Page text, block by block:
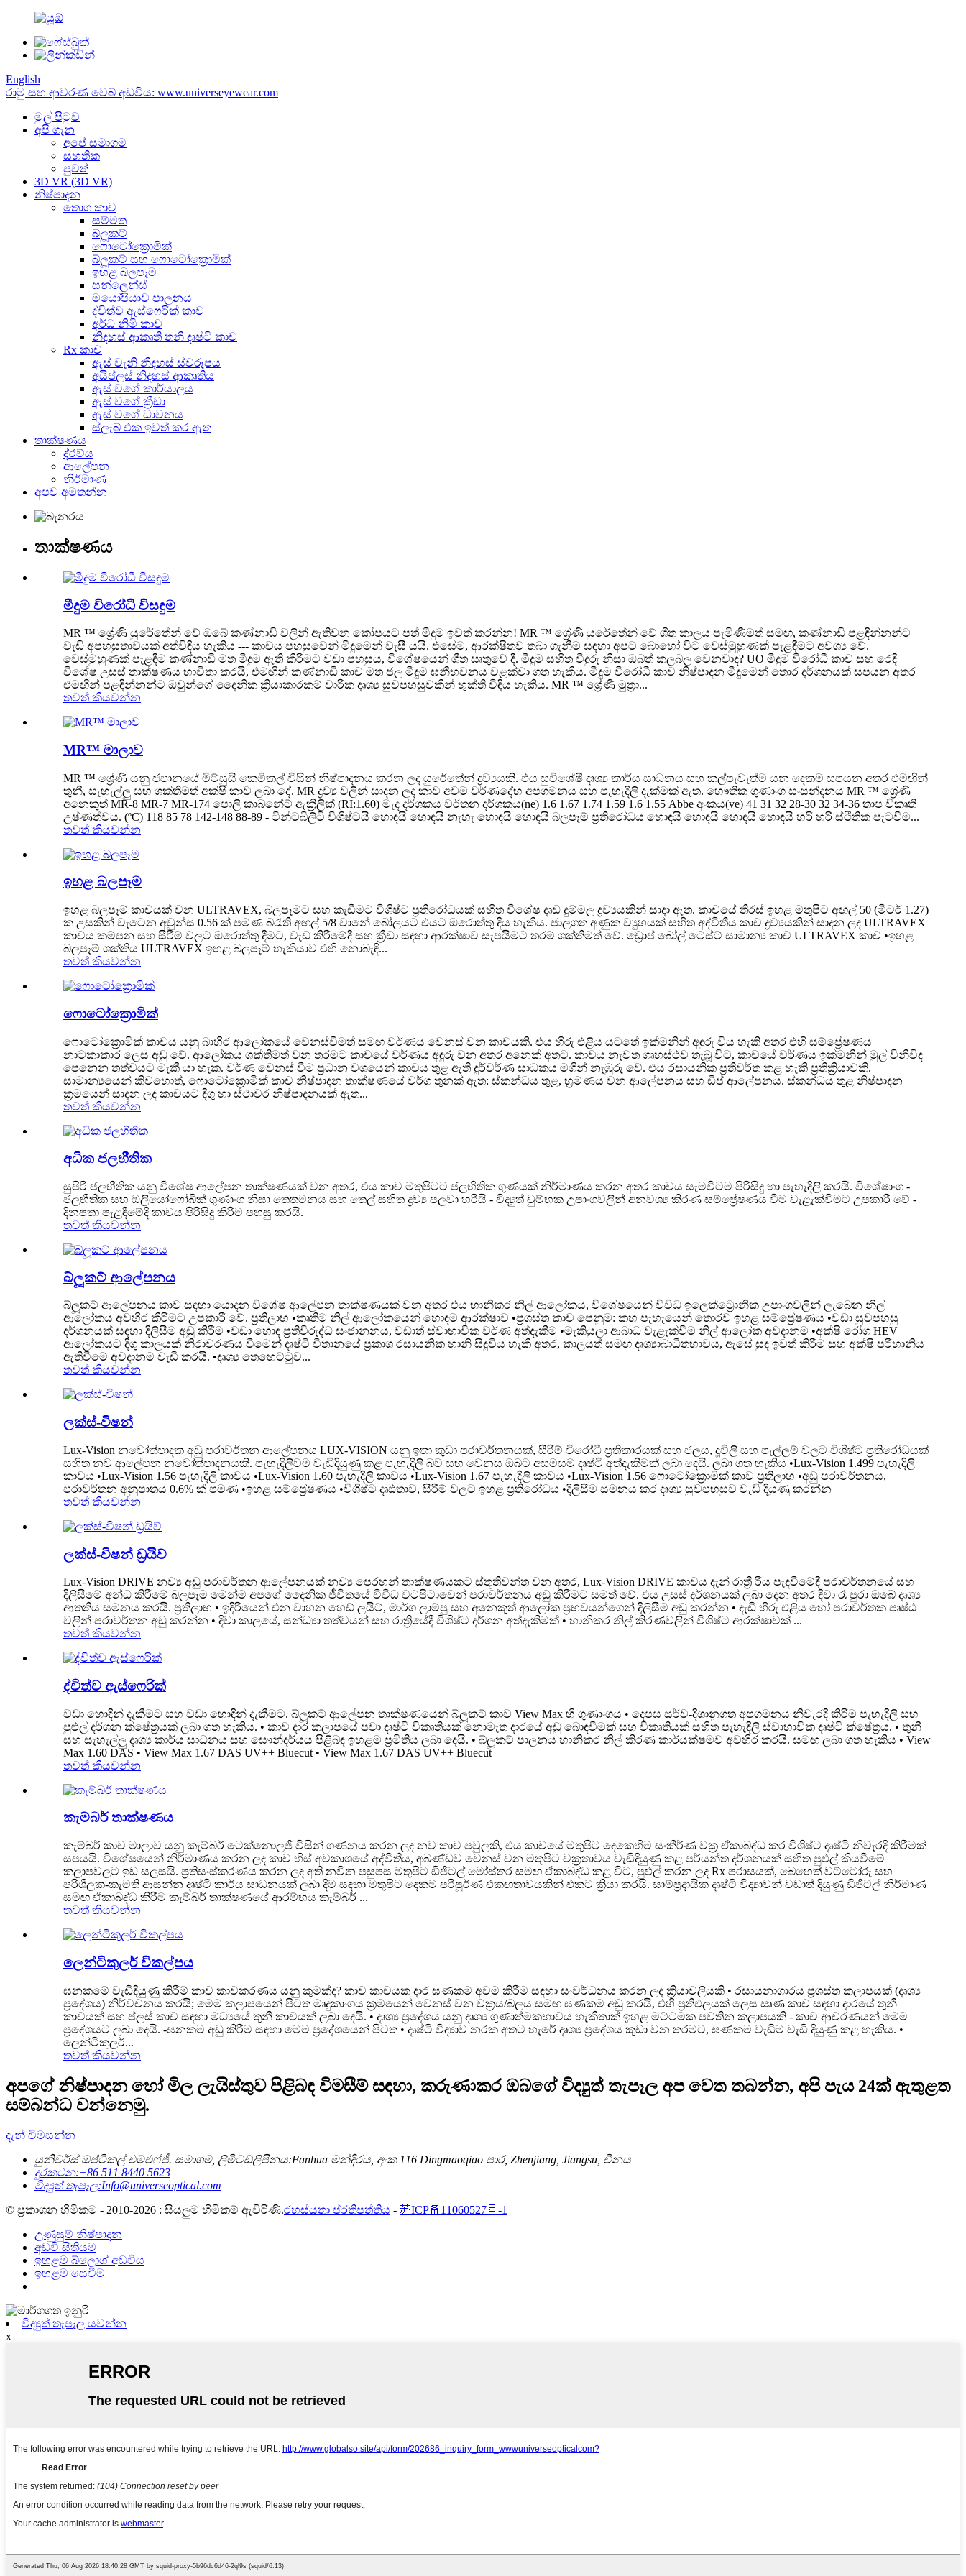
English
රාමු සහ ආවරණ වෙබ් අඩවිය: www.universeyewear.com
මුල් පිටුව
අපි ගැන
අපේ සමාගම
සහතික
පුවත්
3D VR (3D VR)
නිෂ්පාදන
තොග කාච
සම්මත
බ්ලූකට්
ෆොටෝක්‍රොමික්
බ්ලූකට් සහ ෆොටෝක්‍රොමික්
ඉහළ බලපෑම
සන්ලෙන්ස්
මයෝපියාව පාලනය
ද්විත්ව ඇස්ෆෙරික් කාච
අර්ධ නිමි කාච
නිදහස් ආකෘති තනි දෘෂ්ටි කාච
Rx කාච
ඇස් වැනි නිදහස් ස්වරූපය
අයිප්ලස් නිදහස් ආකෘතිය
ඇස් වගේ කාර්යාලය
ඇස් වගේ ක්‍රීඩා
ඇස් වගේ ධාවනය
ස්ලැබ් එක ඉවත් කර ඇත
තාක්ෂණය
ද්රව්ය
ආලේපන
නිර්මාණ
අපව අමතන්න
තාක්ෂණය
මීදුම විරෝධී විසඳුම
MR ™ ශ්‍රේණි යුරේතේන් වේ ඔබේ කණ්නාඩි වලින් ඇතිවන කෝපයට පත් මීදුම ඉවත් කරන්න! MR ™ ශ්‍රේණි යුරේතේන් වේ ශීත කාලය පැමිණීමත් සමඟ, කණ්නාඩි පළඳින්නන්ට
වැඩි අපහසුතාවයක් අත්විඳිය හැකිය --- කාචය පහසුවෙන් මීදුමෙන් වැසී යයි. එසේම, ආරක්ෂිතව තබා ගැනීම සඳහා අපට බොහෝ විට වෙස්මුහුණක් පැළඳීමට අවශ්‍ය වේ.
වෙස්මුහුණක් පැළඳීම කණ්නාඩි මත මීදුම ඇති කිරීමට වඩා පහසුය, විශේෂයෙන් ශීත ඍතුවේ දී. මීදුම සහිත වීදුරු නිසා ඔබත් කලබල වෙනවාද? UO මීදුම විරෝධී කාච සහ රෙදි
විශේෂ උසස් තාක්ෂණය භාවිතා කරයි, එමඟින් කණ්නාඩි කාච මත ජල මීදුම ඝනීභවනය වළක්වා ගත හැකිය. මීදුම විරෝධී කාච නිෂ්පාදන මීදුමෙන් තොර දර්ශනයක් සපයන අතර
එමඟින් පළඳින්නන්ට ඔවුන්ගේ දෛනික ක්‍රියාකාරකම් වාරික දෘශ්‍ය සුවපහසුවකින් භුක්ති විඳිය හැකිය. MR ™ ශ්‍රේණි මුත්‍රා...
තවත් කියවන්න
MR™ මාලාව
MR ™ ශ්‍රේණි යනු ජපානයේ මිට්සුයි කෙමිකල් විසින් නිෂ්පාදනය කරන ලද යුරේතේන් ද්‍රව්‍යයකි. එය සුවිශේෂී දෘශ්‍ය කාර්ය සාධනය සහ කල්පැවැත්ම යන දෙකම සපයන අතර එමඟින්
තුනී, සැහැල්ලු සහ ශක්තිමත් අක්ෂි කාච ලබා දේ. MR ද්‍රව්‍ය වලින් සාදන ලද කාච අවම වර්ණදේහ අපගමනය සහ පැහැදිලි දැක්මක් ඇත. භෞතික ගුණාංග සංසන්දනය MR ™ ශ්‍රේණි
අනෙකුත් MR-8 MR-7 MR-174 පොලි කාබනේට් ඇක්‍රිලික් (RI:1.60) මැද දර්ශකය වර්තන දර්ශකය(ne) 1.6 1.67 1.74 1.59 1.6 1.55 Abbe අංකය(ve) 41 31 32 28-30 32 34-36 තාප විකෘති
උෂ්ණත්වය. (ºC) 118 85 78 142-148 88-89 - ටින්ටබිලිටි විශිෂ්ටයි හොඳයි හොඳයි නැහැ හොඳයි හොඳයි බලපෑම් ප්‍රතිරෝධය හොඳයි හොඳයි හොඳයි හොඳයි හරි හරි ස්ථිතික පැටවීම...
තවත් කියවන්න
ඉහළ බලපෑම
ඉහළ බලපෑම් කාචයක් වන ULTRAVEX, බලපෑමට සහ කැඩීමට විශිෂ්ට ප්‍රතිරෝධයක් සහිත විශේෂ දෘඩ දුම්මල ද්‍රව්‍යයකින් සාදා ඇත. කාචයේ තිරස් ඉහළ මතුපිට අඟල් 50 (මීටර් 1.27)
ක උසකින් වැටෙන අවුන්ස 0.56 ක් පමණ බරැති අඟල් 5/8 වානේ බෝලයට එයට ඔරොත්තු දිය හැකිය. ජාලගත අණුක ව්‍යුහයක් සහිත අද්විතීය කාච ද්‍රව්‍යයකින් සාදන ලද ULTRAVEX
කාචය කම්පන සහ සීරීම් වලට ඔරොත්තු දීමට, වැඩ කිරීමේදී සහ ක්‍රීඩා සඳහා ආරක්ෂාව සැපයීමට තරම් ශක්තිමත් වේ. ඩ්‍රොප් බෝල් ටෙස්ට් සාමාන්‍ය කාච ULTRAVEX කාච •ඉහළ
බලපෑම් ශක්තිය ULTRAVEX ඉහළ බලපෑම් හැකියාව එහි නොබැඳි...
තවත් කියවන්න
ෆොටෝක්‍රොමික්
ෆොටෝක්‍රොමික් කාචය යනු බාහිර ආලෝකයේ වෙනස්වීමත් සමඟ වර්ණය වෙනස් වන කාචයකි. එය හිරු එළිය යටතේ ඉක්මනින් අඳුරු විය හැකි අතර එහි සම්ප්‍රේෂණය
නාටකාකාර ලෙස අඩු වේ. ආලෝකය ශක්තිමත් වන තරමට කාචයේ වර්ණය අඳුරු වන අතර අනෙක් අතට. කාචය නැවත ගෘහස්ථව තැබූ විට, කාචයේ වර්ණය ඉක්මනින් මුල් විනිවිද
පෙනෙන තත්වයට මැකී යා හැක. වර්ණ වෙනස් වීම ප්‍රධාන වශයෙන් කාචය තුළ ඇති දුර්වර්ණ සාධකය මගින් නැඹුරු වේ. එය රසායනික ප්‍රතිවර්ත කළ හැකි ප්‍රතික්‍රියාවකි.
සාමාන්‍යයෙන් කිවහොත්, ෆොටෝක්‍රොමික් කාච නිෂ්පාදන තාක්ෂණයේ වර්ග තුනක් ඇත: ස්කන්ධය තුළ, භ්‍රමණය වන ආලේපනය සහ ඩිප් ආලේපනය. ස්කන්ධය තුළ නිෂ්පාදන
ක්‍රමයෙන් සාදන ලද කාචයට දිගු හා ස්ථාවර නිෂ්පාදනයක් ඇත...
තවත් කියවන්න
අධික ජලභීතික
සුපිරි ජලභීතික යනු විශේෂ ආලේපන තාක්ෂණයක් වන අතර, එය කාච මතුපිටට ජලභීතික ගුණයක් නිර්මාණය කරන අතර කාචය සැමවිටම පිරිසිදු හා පැහැදිලි කරයි. විශේෂාංග -
ජලභීතික සහ ඔලියෝෆෝබික් ගුණාංග නිසා තෙතමනය සහ තෙල් සහිත ද්‍රව්‍ය පලවා හරියි - විද්‍යුත් චුම්භක උපාංගවලින් අනවශ්‍ය කිරණ සම්ප්‍රේෂණය වීම වැළැක්වීමට උපකාරී වේ -
දිනපතා පැළඳීමේදී කාචය පිරිසිදු කිරීම පහසු කරයි.
තවත් කියවන්න
බ්ලූකට් ආලේපනය
බ්ලූකට් ආලේපනය කාච සඳහා යොදන විශේෂ ආලේපන තාක්ෂණයක් වන අතර එය හානිකර නිල් ආලෝකය, විශේෂයෙන් විවිධ ඉලෙක්ට්‍රොනික උපාංගවලින් ලැබෙන නිල්
ආලෝකය අවහිර කිරීමට උපකාරී වේ. ප්‍රතිලාභ •කෘතිම නිල් ආලෝකයෙන් හොඳම ආරක්ෂාව •ප්‍රශස්ත කාච පෙනුම: කහ පැහැයෙන් තොරව ඉහළ සම්ප්‍රේෂණය •වඩා සුවපහසු
දර්ශනයක් සඳහා දිලිසීම අඩු කිරීම •වඩා හොඳ ප්‍රතිවිරුද්ධ සංජානනය, වඩාත් ස්වාභාවික වර්ණ අත්දැකීම •මැකියුලා ආබාධ වැළැක්වීම නිල් ආලෝක අවදානම •අක්ෂි රෝග HEV
ආලෝකයට දිගු කාලයක් නිරාවරණය වීමෙන් දෘෂ්ටි විතානයේ ප්‍රකාශ රසායනික හානි සිදුවිය හැකි අතර, කාලයත් සමඟ දෘශ්‍යාබාධිතභාවය, ඇසේ සුද ඉවත් කිරීම සහ අක්ෂි පරිහානිය
ඇතිවීමේ අවදානම වැඩි කරයි. •දෘශ්‍ය තෙහෙට්ටුව...
තවත් කියවන්න
ලක්ස්-විෂන්
Lux-Vision නවෝත්පාදක අඩු පරාවර්තන ආලේපනය LUX-VISION යනු ඉතා කුඩා පරාවර්තනයක්, සීරීම් විරෝධී ප්‍රතිකාරයක් සහ ජලය, දූවිලි සහ පැල්ලම් වලට විශිෂ්ට ප්‍රතිරෝධයක්
සහිත නව ආලේපන නවෝත්පාදනයකි. පැහැදිලිවම වැඩිදියුණු කළ පැහැදිලි බව සහ වෙනස ඔබට අසමසම දෘෂ්ටි අත්දැකීමක් ලබා දෙයි. ලබා ගත හැකිය •Lux-Vision 1.499 පැහැදිලි
කාචය •Lux-Vision 1.56 පැහැදිලි කාචය •Lux-Vision 1.60 පැහැදිලි කාචය •Lux-Vision 1.67 පැහැදිලි කාචය •Lux-Vision 1.56 ෆොටෝක්‍රොමික් කාච ප්‍රතිලාභ •අඩු පරාවර්තනය,
පරාවර්තන අනුපාතය 0.6% ක් පමණ •ඉහළ සම්ප්‍රේෂණය •විශිෂ්ට දෘඪතාව, සීරීම් වලට ඉහළ ප්‍රතිරෝධය •දිලිසීම සමනය කර දෘශ්‍ය සුවපහසුව වැඩි දියුණු කරන්න
තවත් කියවන්න
ලක්ස්-විෂන් ඩ්‍රයිව්
Lux-Vision DRIVE නව්‍ය අඩු පරාවර්තන ආලේපනයක් නව්‍ය පෙරහන් තාක්ෂණයකට ස්තූතිවන්ත වන අතර, Lux-Vision DRIVE කාචය දැන් රාත්‍රී රිය පැදවීමේදී පරාවර්තනයේ සහ
දිලිසීමේ අන්ධ කිරීමේ බලපෑම මෙන්ම අපගේ දෛනික ජීවිතයේ විවිධ වටපිටාවෙන් පරාවර්තනය අඩු කිරීමට සමත් වේ. එය උසස් දර්ශනයක් ලබා දෙන අතර දිවා රෑ පුරා ඔබේ දෘශ්‍ය
ආතතිය සමනය කරයි. ප්‍රතිලාභ • ඉදිරියෙන් එන වාහන හෙඩ් ලයිට්, මාර්ග ලාම්පු සහ අනෙකුත් ආලෝක ප්‍රභවයන්ගෙන් දිලිසීම අඩු කරන්න • දැඩි හිරු එළිය හෝ පරාවර්තක පෘෂ්ඨ
වලින් පරාවර්තන අඩු කරන්න • දිවා කාලයේ, සන්ධ්‍යා තත්වයන් සහ රාත්‍රියේදී විශිෂ්ට දර්ශන අත්දැකීමක් • හානිකර නිල් කිරණවලින් විශිෂ්ට ආරක්ෂාවක් ...
තවත් කියවන්න
ද්විත්ව ඇස්ෆෙරික්
වඩා හොඳින් දැකීමට සහ වඩා හොඳින් දැකීමට. බ්ලූකට් ආලේපන තාක්ෂණයෙන් බ්ලූකට් කාච View Max හි ගුණාංගය • දෙපස සර්ව-දිශානුගත අපගමනය නිවැරදි කිරීම පැහැදිලි සහ
පුළුල් දර්ශන ක්ෂේත්‍රයක් ලබා ගත හැකිය. • කාච දාර කලාපයේ පවා දෘෂ්ටි විකෘතියක් නොමැත දාරයේ අඩු බොඳවීමක් සහ විකෘතියක් සහිත පැහැදිලි ස්වාභාවික දෘෂ්ටි ක්ෂේත්‍රය. • තුනී
සහ සැහැල්ලු දෘශ්‍ය කාර්ය සාධනය සහ සෞන්දර්යය පිළිබඳ ඉහළම ප්‍රමිතිය ලබා දෙයි. • බ්ලූකට් පාලනය හානිකර නිල් කිරණ කාර්යක්ෂමව අවහිර කරයි. සමඟ ලබා ගත හැකිය • View
Max 1.60 DAS • View Max 1.67 DAS UV++ Bluecut • View Max 1.67 DAS UV++ Bluecut
තවත් කියවන්න
කැම්බර් තාක්ෂණය
කැම්බර් කාච මාලාව යනු කැම්බර් ටෙක්නොලජි විසින් ගණනය කරන ලද නව කාච පවුලකි, එය කාචයේ මතුපිට දෙකෙහිම සංකීර්ණ වක්‍ර ඒකාබද්ධ කර විශිෂ්ට දෘෂ්ටි නිවැරදි කිරීමක්
සපයයි. විශේෂයෙන් නිර්මාණය කරන ලද කාච හිස් අවකාශයේ අද්විතීය, අඛණ්ඩව වෙනස් වන මතුපිට වක්‍රතාවය වැඩිදියුණු කළ පර්යන්ත දර්ශනයක් සහිත පුළුල් කියවීමේ
කලාපවලට ඉඩ සලසයි. ප්‍රතිසංස්කරණය කරන ලද අති නවීන පසුපස මතුපිට ඩිජිටල් මෝස්තර සමඟ ඒකාබද්ධ කළ විට, පුළුල් කරන ලද Rx පරාසයක්, බෙහෙත් වට්ටෝරු සහ
පරිශීලක-කැමති ආසන්න දෘෂ්ටි කාර්ය සාධනයක් ලබා දීම සඳහා මතුපිට දෙකම පරිපූර්ණ එකඟතාවයකින් එකට ක්‍රියා කරයි. සාම්ප්‍රදායික දෘෂ්ටි විද්‍යාවන් වඩාත් දියුණු ඩිජිටල් නිර්මාණ
සමඟ ඒකාබද්ධ කිරීම කැම්බර් තාක්ෂණයේ ආරම්භය කැම්බර් ...
තවත් කියවන්න
ලෙන්ටිකුලර් විකල්පය
ඝනකමේ වැඩිදියුණු කිරීම් කාච කාචකරණය යනු කුමක්ද? කාච කාචයක දාර ඝණකම අවම කිරීම සඳහා සංවර්ධනය කරන ලද ක්‍රියාවලියකි • රසායනාගාරය ප්‍රශස්ත කලාපයක් (දෘශ්‍ය
ප්‍රදේශය) නිර්වචනය කරයි; මෙම කලාපයෙන් පිටත මෘදුකාංගය ක්‍රමයෙන් වෙනස් වන වක්‍රය/බලය සමඟ ඝණකම අඩු කරයි, එහි ප්‍රතිඵලයක් ලෙස ඍණ කාච සඳහා දාරයේ තුනී
කාචයක් සහ ප්ලස් කාච සඳහා මධ්‍යයේ තුනී කාචයක් ලබා දෙයි. • දෘශ්‍ය ප්‍රදේශය යනු දෘශ්‍ය ගුණාත්මකභාවය හැකිතාක් ඉහළ මට්ටමක පවතින කලාපයකි - කාච ආචරණයන් මෙම
ප්‍රදේශයට ලබා දෙයි. -ඝනකම අඩු කිරීම සඳහා මෙම ප්‍රදේශයෙන් පිටත • දෘෂ්ටි විද්‍යාව නරක අතට හැරේ දෘශ්‍ය ප්‍රදේශය කුඩා වන තරමට, ඝණකම වැඩිම වැඩි දියුණු කළ හැකිය. •
ලෙන්ටිකුලර්...
තවත් කියවන්න
අපගේ නිෂ්පාදන හෝ මිල ලැයිස්තුව පිළිබඳ විමසීම් සඳහා, කරුණාකර ඔබගේ විද්‍යුත් තැපෑල අප වෙත තබන්න, අපි පැය 24ක් ඇතුළත
සම්බන්ධ වන්නෙමු.
දැන් විමසන්න
යුනිවර්ස් ඔප්ටිකල් එම්එෆ්ජී. සමාගම, ලිමිටඩ්ලිපිනය:Fanhua මන්දිරය, අංක 116 Dingmaoqiao පාර, Zhenjiang, Jiangsu, චීනය
දුරකථන:+86 511 8440 5623
විද්‍යුත් තැපෑල:Info@universeoptical.com
© ප්‍රකාශන හිමිකම - 2010-2026 : සියලුම හිමිකම් ඇවිරිණි.රහස්යතා ප්රතිපත්තිය - 苏ICP备11060527号-1
උණුසුම් නිෂ්පාදන
අඩවි සිතියම
ඉහළම බ්ලොග් අඩවිය
ඉහළම සෙවීම
විද්‍යුත් තැපෑල යවන්න
x